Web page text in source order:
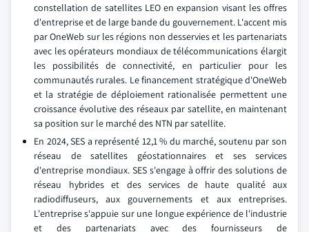
constellation de satellites LEO en expansion visant les offres
d'entreprise et de large bande du gouvernement. L'accent mis
par OneWeb sur les régions non desservies et les partenariats
avec les opérateurs mondiaux de télécommunications élargit
les possibilités de connectivité, en particulier pour les
communautés rurales. Le financement stratégique d'OneWeb
et la stratégie de déploiement rationalisée permettent une
croissance évolutive des réseaux par satellite, en maintenant
sa position sur le marché des NTN par satellite.
En 2024, SES a représenté 12,1 % du marché, soutenu par son
réseau de satellites géostationnaires et ses services
d'entreprise mondiaux. SES s'engage à offrir des solutions de
réseau hybrides et des services de haute qualité aux
radiodiffuseurs, aux gouvernements et aux entreprises.
L'entreprise s'appuie sur une longue expérience de l'industrie
et des partenariats avec des fournisseurs de